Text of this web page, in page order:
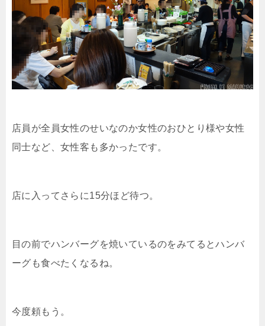
店員が全員女性のせいなのか女性のおひとり様や女性
同士など、女性客も多かったです。
店に入ってさらに15分ほど待つ。
目の前でハンバーグを焼いているのをみてるとハンバ
ーグも食べたくなるね。
今度頼もう。